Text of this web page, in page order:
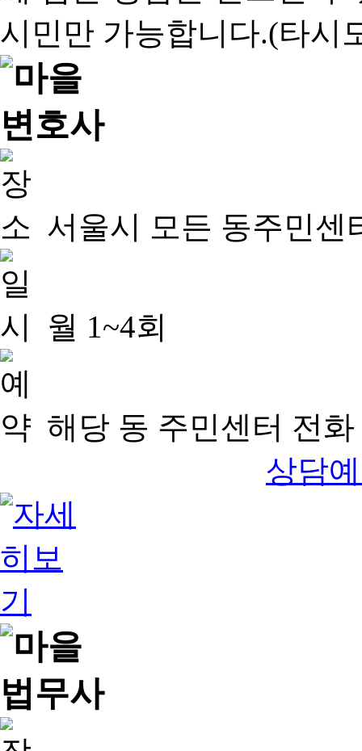
서울시 모든 동주민센
월 1~4회
해당 동 주민센터 전
상담